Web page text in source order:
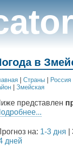
в
Cтраны Россия
Змейская
представлен
на: 1-3 дня
дней